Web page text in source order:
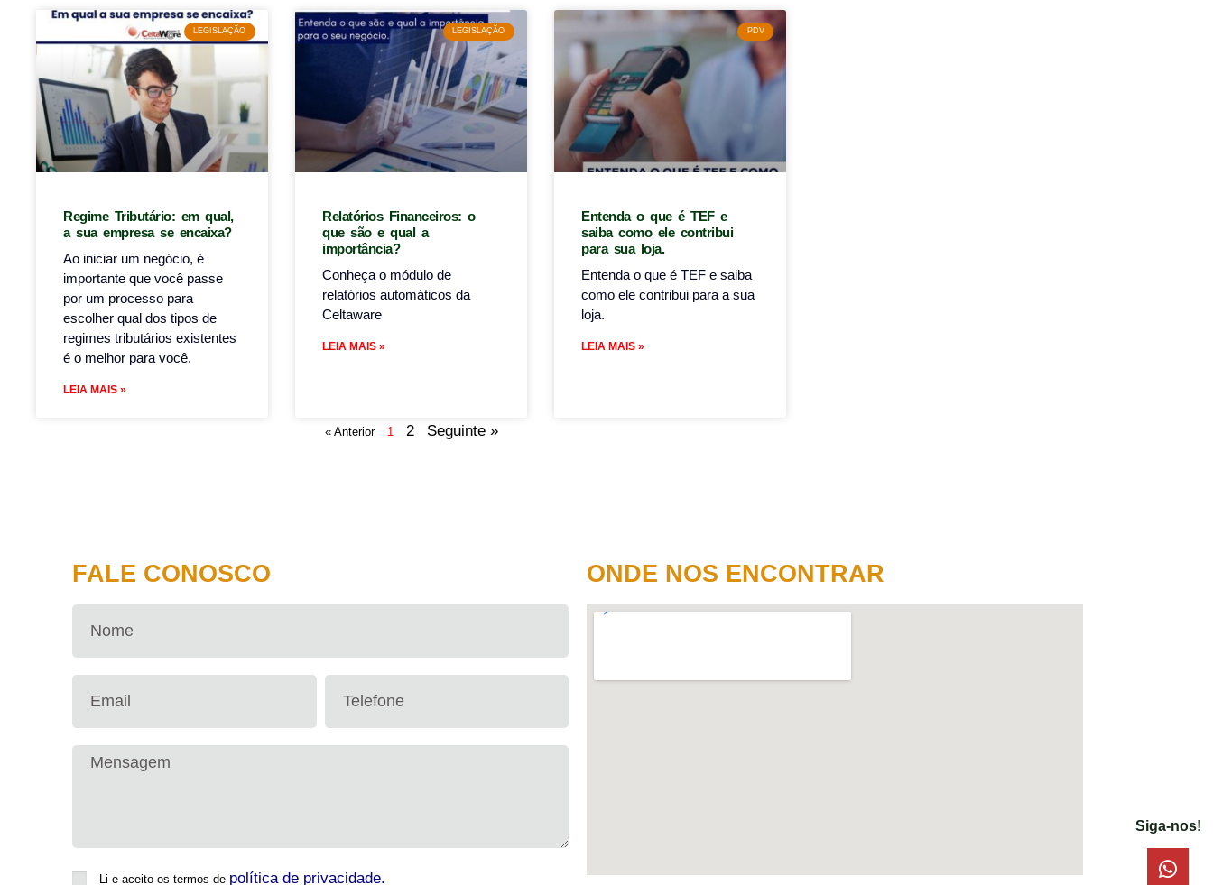
LEGISLAÇÃO
Regime Tributário: em qual,
a sua empresa se encaixa?
Ao iniciar um negócio, é
importante que você passe
por um processo para
escolher qual dos tipos de
regimes tributários existentes
é o melhor para você.
LEIA MAIS »
LEGISLAÇÃO
Relatórios Financeiros: o
que são e qual a
importância?
Conheça o módulo de
relatórios automáticos da
Celtaware
LEIA MAIS »
PDV
Entenda o que é TEF e
saiba como ele contribui
para sua loja.
Entenda o que é TEF e saiba
como ele contribui para a sua
loja.
LEIA MAIS »
« Anterior 1 2 Seguinte »
FALE CONOSCO
Li e aceito os termos de política de privacidade.
ONDE NOS ENCONTRAR
Siga-nos!